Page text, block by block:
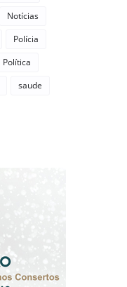
Notícias
Polícia
Política
saude